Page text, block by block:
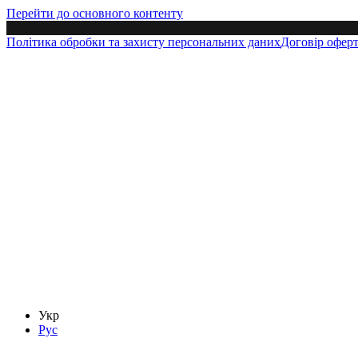
Перейти до основного контенту
Політика обробки та захисту персональних данихДоговір
Укр
Рус